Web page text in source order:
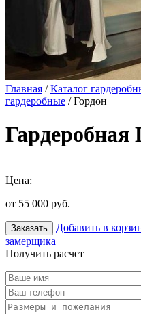
Главная /Каталог
гардеробные / Гордон
Гардеробная
Цена:
от 55 000 руб.
Заказать Добавить в
замерщика
Получить расчет